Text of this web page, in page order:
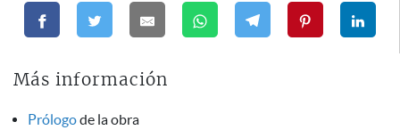
Más información
Prólogode la obra